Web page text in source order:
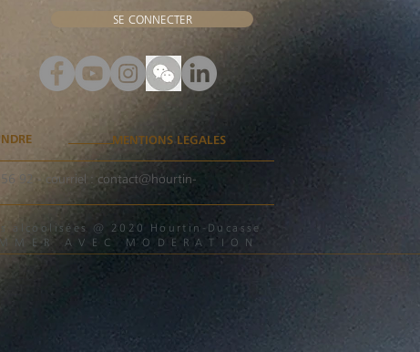
SE CONNECTER
MENTIONS LEGALES
92 - courriel : contact@hourtin-
alcoolisées @ 2020 Hourtin-Ducasse
AVEC MODERATION